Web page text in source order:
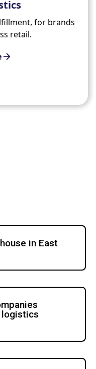
for brands
retail.
in East
logistics